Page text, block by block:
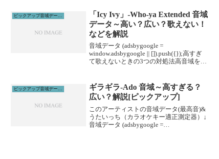
向くよりも下を向いて歌った方が出やす
いです。マイクと首の...
ピックアップ音域データ解説
「Icy Ivy」-Who-ya Extended 音域
データ～高い？広い？歌えない！
などを解説
音域データ (adsbygoogle =
window.adsbygoogle || []).push({});高すぎ
て歌えないときの3つの対処法高音域を広
ルに通うこと...
ギラギラ-Ado 音域～高すぎる？
広い？解説[ピックアップ]
このアーティストの音域データ(最高音)&
うたいっち（カラオケキー適正測定器）↓
音域データ (adsbygoogle =